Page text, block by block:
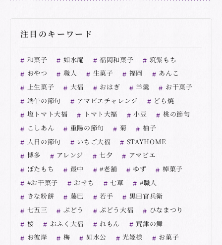
注目のキーワード
和菓子 如水庵 福岡和菓子
筑紫もち
おやつ
職人 生菓子 福岡
あんこ
上生菓子
大福 おはぎ 羊羹
お干菓子
端午の節句
アマビエチャレンジ
どら焼
塩トマト大福
トマト大福 小豆
桃の節句
こしあん
重陽の節句 菊
柚子
人日の節句
いちご大福
STAYHOME
博多
アレンジ 七夕
アマビエ
ぼたもち
最中 #老舗 ゆず
棹菓子
#お干菓子
おせち 七草
#職人
きな粉餅
藤巴 若手
黒田官兵衛
七五三
ぶどう ぶどう大福
ひなまつり
桜
おふく大福 れもん
荒津の舞
お彼岸
梅 如水公 光姫様
お菓子